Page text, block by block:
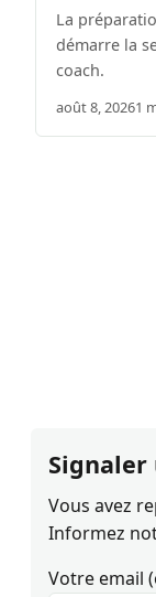
La
démarre la
coach.
août 8, 20261
Vous avez
Informez
Votre email